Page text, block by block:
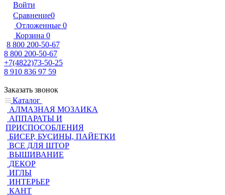
Войти
Сравнение0
Отложенные 0
Корзина 0
8 800 200-50-67
8 800 200-50-67
+7(4822)73-50-25
8 910 836 97 59
Заказать звонок
Каталог
АЛМАЗНАЯ МОЗАИКА
АППАРАТЫ И
ПРИСПОСОБЛЕНИЯ
БИСЕР, БУСИНЫ, ПАЙЕТКИ
ВСЕ ДЛЯ ШТОР
ВЫШИВАНИЕ
ДЕКОР
ИГЛЫ
ИНТЕРЬЕР
КАНТ